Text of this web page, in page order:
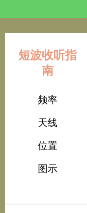
短波收听指
南
频率
天线
位置
图示